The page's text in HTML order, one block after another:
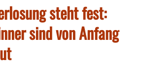
steht fest:
sind von Anfang